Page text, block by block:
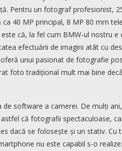
Pentru un fotograf profesionist,
40 MP principal, 8 MP 80 mm
că, la fel cum BMW-ul nostru
efectuării de imagini atât cu
unui pasionat de fotografie
foto tradițional mult mai bine
software a camerei. De mulți
că fotografii spectaculoase,
dacă se folosește și un stativ.
nu este capabil s-o